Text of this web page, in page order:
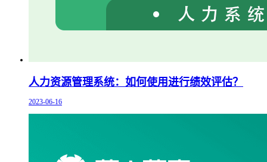
人力资源管理系统：如何使用进行绩效评估？
2023-06-16